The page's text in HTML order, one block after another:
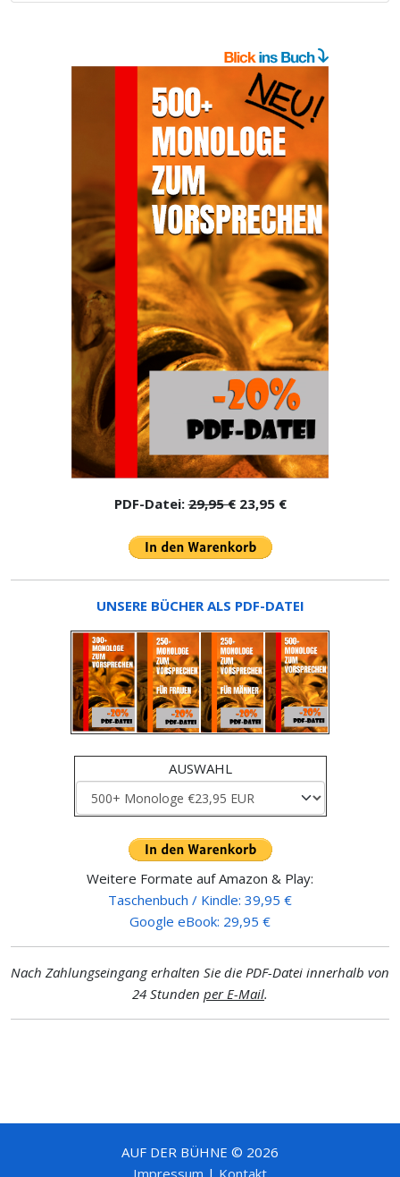
PDF-Datei:29,95 €23,95 €
UNSERE BÜCHER ALS PDF-DATEI
AUSWAHL
Weitere Formate auf Amazon & Play:
Taschenbuch / Kindle: 39,95 €
Google eBook: 29,95 €
Nach Zahlungseingang erhalten Sie die PDF-Datei innerhalb von
24 Stunden per E-Mail.
AUF DER BÜHNE © 2026